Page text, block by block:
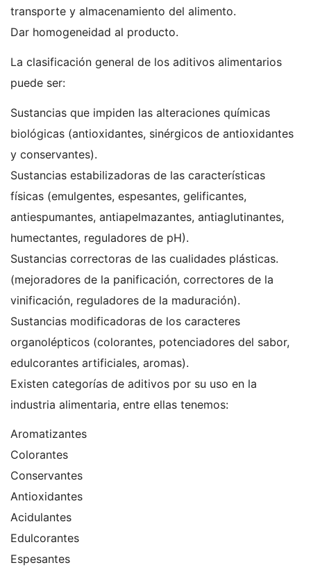
transporte y almacenamiento del alimento.
Dar homogeneidad al producto.
La clasificación general de los aditivos alimentarios
puede ser:
Sustancias que impiden las alteraciones químicas
biológicas (antioxidantes, sinérgicos de antioxidantes
y conservantes).
Sustancias estabilizadoras de las características
físicas (emulgentes, espesantes, gelificantes,
antiespumantes, antiapelmazantes, antiaglutinantes,
humectantes, reguladores de pH).
Sustancias correctoras de las cualidades plásticas.
(mejoradores de la panificación, correctores de la
vinificación, reguladores de la maduración).
Sustancias modificadoras de los caracteres
organolépticos (colorantes, potenciadores del sabor,
edulcorantes artificiales, aromas).
Existen categorías de aditivos por su uso en la
industria alimentaria, entre ellas tenemos:
Aromatizantes
Colorantes
Conservantes
Antioxidantes
Acidulantes
Edulcorantes
Espesantes